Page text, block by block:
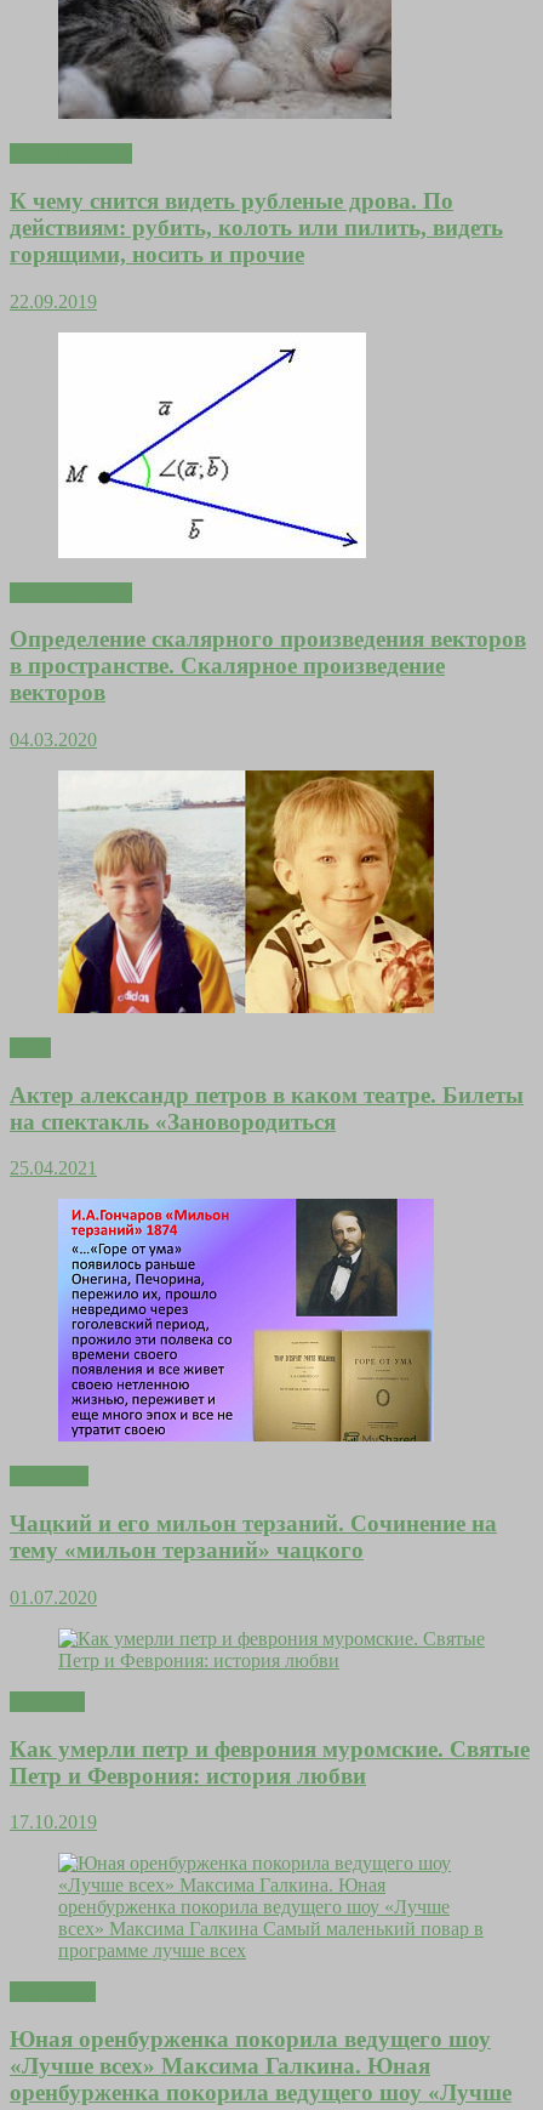
К чему снится видеть рубленые дрова. По
действиям: рубить, колоть или пилить, видеть
горящими, носить и прочие
22.09.2019
Определение скалярного произведения векторов
в пространстве. Скалярное произведение
векторов
04.03.2020
Актер александр петров в каком театре. Билеты
на спектакль «Зановородиться
25.04.2021
Чацкий и его мильон терзаний. Сочинение на
тему «мильон терзаний» чацкого
01.07.2020
Как умерли петр и феврония муромские. Святые
Петр и Феврония: история любви
17.10.2019
Юная оренбурженка покорила ведущего шоу
«Лучше всех» Максима Галкина. Юная
оренбурженка покорила ведущего шоу «Лучше